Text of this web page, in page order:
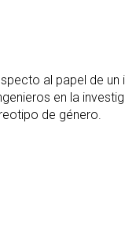
al papel de un
en la
de género.